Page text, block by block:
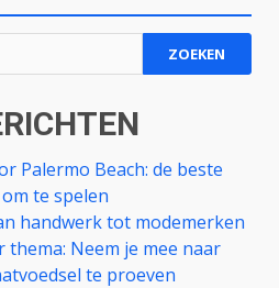
Palermo Beach: de beste
te spelen
handwerk tot modemerken
thema: Neem je mee naar
te proeven